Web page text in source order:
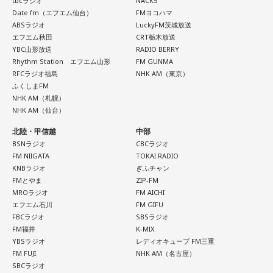
さらにSNS時代との違いについて、「今はインスタやXで私生
活が分かっちゃうけど、あの頃は分からなかった」と振り返
り、懐かしのガラケー文化や「センター問い合わせ」の思い
出話でも大盛り上がり。ゆとりくんも「スマホやめよう
（笑）」「ガラケーに戻そう（笑）」と笑い合いながら、便
利になった現代だからこそ失われたワクワク感について語り
合いました。
最後に、きゃりーは「めちゃくちゃ面白い人ですね、びっく
りしました。レイジくんにLINEします（笑）」とゆとりくん
との対談を振り返り、2週にわたるゲスト出演を締めくくりま
した。
----------------------------------------------------
この日の放送をradikoタイムフリーで聴く
※放送エリア外の方は、プレミアム会員の登録でご利用いた
だけます。
----------------------------------------------------
＜番組概要＞
現在ではフィンランドを代表する作品として知られるムーミ
ンですが、原作は1945年に発表されたものの、作者トーベ・
ヤンソンがスウェーデン語系フィンランド人だったこともあ
り、当初は国内で広く親しまれていたわけではありませんで
した。森下さんは、1990年に日本で制作されたアニメーショ
ンがきっかけとなり、フィンランドでも国民的な存在になっ
たと説明しました。
っている」と語ります。「みんな変わっているのに、嫌な奴
が1人もいないんですよ」と表現し、多様な個性をそのまま受
け入れる世界観が作品の大きな魅力だと話しました。
自身がムーミンに惹かれた理由は、「好きに読みなさい。あ
なたの自由に」という作品の姿勢でした。作者の意図を押し
付けず、読み手に委ねる世界観に魅了され、フィンランドへ
の興味を深めたと振り返ります。現地で暮らすなかでも、
人々は周囲の目を気にし過ぎず、自分らしく生きていると感
じ、「いい大人にならないといけない」という自身の思い込
みが外れたと語りました。
Date fm（エフエム仙台）
ABSラジオ
エフエム秋田
YBC山形放送
Rhythm Station エフエム山形
RFCラジオ福島
ふくしまFM
NHK AM（札幌）
NHK AM（仙台）
FMヨコハマ
LuckyFM茨城放送
CRT栃木放送
RADIO BERRY
FM GUNMA
NHK AM（東京）
北陸・甲信越
BSNラジオ
FM NIIGATA
KNBラジオ
FMとやま
MROラジオ
エフエム石川
FBCラジオ
FM福井
YBSラジオ
FM FUJI
SBCラジオ
中部
CBCラジオ
TOKAI RADIO
ぎふチャン
ZIP-FM
FM AICHI
FM GIFU
SBSラジオ
K-MIX
レディオキューブ FM三重
NHK AM（名古屋）